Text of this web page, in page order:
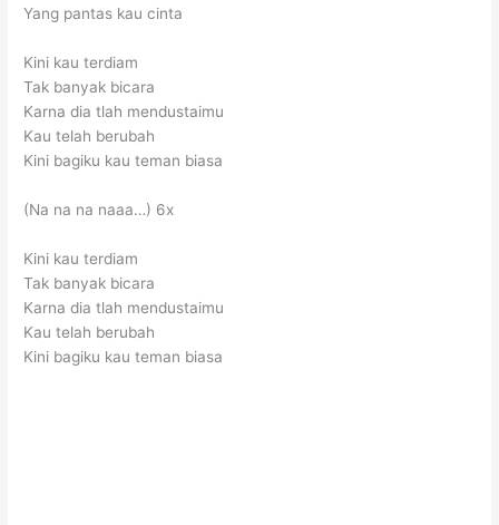
Yang pantas kau cinta
Kini kau terdiam
Tak banyak bicara
Karna dia tlah mendustaimu
Kau telah berubah
Kini bagiku kau teman biasa
(Na na na naaa…) 6x
Kini kau terdiam
Tak banyak bicara
Karna dia tlah mendustaimu
Kau telah berubah
Kini bagiku kau teman biasa